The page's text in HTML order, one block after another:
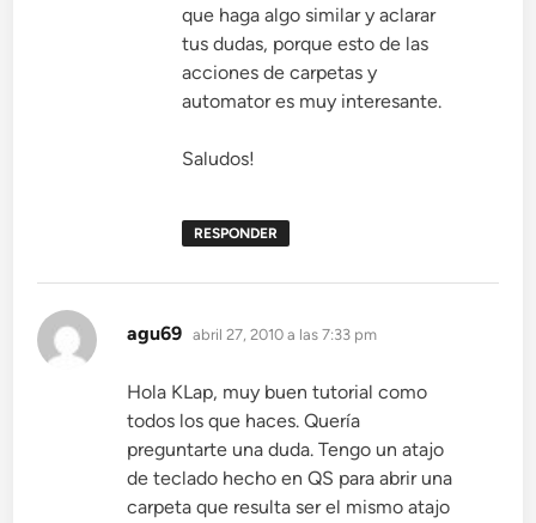
que haga algo similar y aclarar
tus dudas, porque esto de las
acciones de carpetas y
automator es muy interesante.
Saludos!
RESPONDER
agu69 dice:
abril 27, 2010 a las 7:33 pm
Hola KLap, muy buen tutorial como
todos los que haces. Quería
preguntarte una duda. Tengo un atajo
de teclado hecho en QS para abrir una
carpeta que resulta ser el mismo atajo